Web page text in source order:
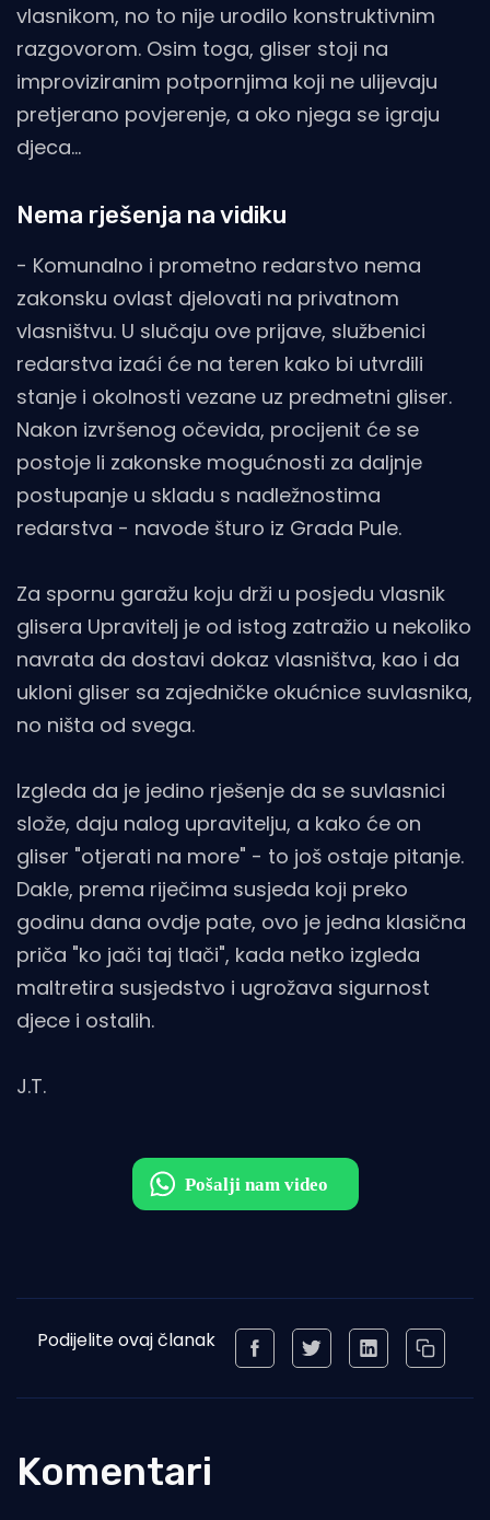
vlasnikom, no to nije urodilo konstruktivnim
razgovorom. Osim toga, gliser stoji na
improviziranim potpornjima koji ne ulijevaju
pretjerano povjerenje, a oko njega se igraju
djeca...
Nema rješenja na vidiku
- Komunalno i prometno redarstvo nema
zakonsku ovlast djelovati na privatnom
vlasništvu. U slučaju ove prijave, službenici
redarstva izaći će na teren kako bi utvrdili
stanje i okolnosti vezane uz predmetni gliser.
Nakon izvršenog očevida, procijenit će se
postoje li zakonske mogućnosti za daljnje
postupanje u skladu s nadležnostima
redarstva - navode šturo iz Grada Pule.
Za spornu garažu koju drži u posjedu vlasnik
glisera Upravitelj je od istog zatražio u nekoliko
navrata da dostavi dokaz vlasništva, kao i da
ukloni gliser sa zajedničke okućnice suvlasnika,
no ništa od svega.
Izgleda da je jedino rješenje da se suvlasnici
slože, daju nalog upravitelju, a kako će on
gliser "otjerati na more" - to još ostaje pitanje.
Dakle, prema riječima susjeda koji preko
godinu dana ovdje pate, ovo je jedna klasična
priča "ko jači taj tlači", kada netko izgleda
maltretira susjedstvo i ugrožava sigurnost
djece i ostalih.
J.T.
Podijelite ovaj članak
Komentari